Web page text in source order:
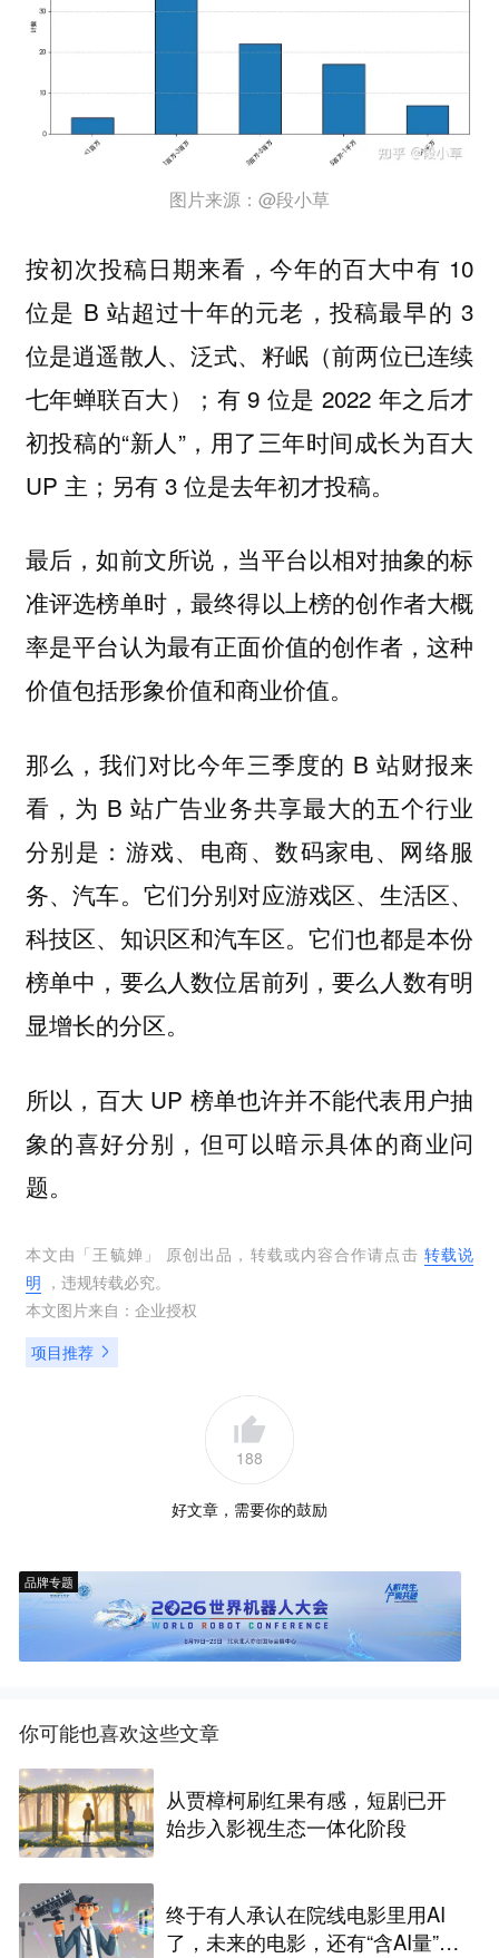
图片来源：@段小草
按初次投稿日期来看，今年的百大中有 10
位是 B 站超过十年的元老，投稿最早的 3
位是逍遥散人、泛式、籽岷（前两位已连续
七年蝉联百大）；有 9 位是 2022 年之后才
初投稿的“新人”，用了三年时间成长为百大
UP 主；另有 3 位是去年初才投稿。
最后，如前文所说，当平台以相对抽象的标
准评选榜单时，最终得以上榜的创作者大概
率是平台认为最有正面价值的创作者，这种
价值包括形象价值和商业价值。
那么，我们对比今年三季度的 B 站财报来
看，为 B 站广告业务共享最大的五个行业
分别是：游戏、电商、数码家电、网络服
务、汽车。它们分别对应游戏区、生活区、
科技区、知识区和汽车区。它们也都是本份
榜单中，要么人数位居前列，要么人数有明
显增长的分区。
所以，百大 UP 榜单也许并不能代表用户抽
象的喜好分别，但可以暗示具体的商业问
题。
本文由「 王毓婵 」 原创出品，转载或内容合作请点击 转载说
明 ，违规转载必究。
本文图片来自： 企业授权
项目推荐
188
好文章，需要你的鼓励
品牌专题
你可能也喜欢这些文章
从贾樟柯刷红果有感，短剧已开
始步入影视生态一体化阶段
终于有人承认在院线电影里用AI
了，未来的电影，还有“含AI量”为